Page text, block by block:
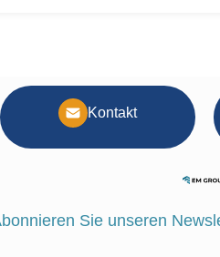
Kontakt
Sie unseren